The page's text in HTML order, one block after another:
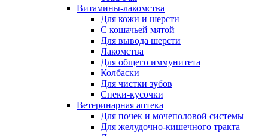
Витамины-лакомства
Для кожи и шерсти
С кошачьей мятой
Для вывода шерсти
Лакомства
Для общего иммунитета
Колбаски
Для чистки зубов
Снеки-кусочки
Ветеринарная аптека
Для почек и мочеполовой системы
Для желудочно-кишечного тракта